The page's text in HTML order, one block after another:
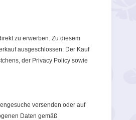
zu erwerben. Zu diesem
ausgeschlossen. Der Kauf
der Privacy Policy sowie
versenden oder auf
Daten gemäß